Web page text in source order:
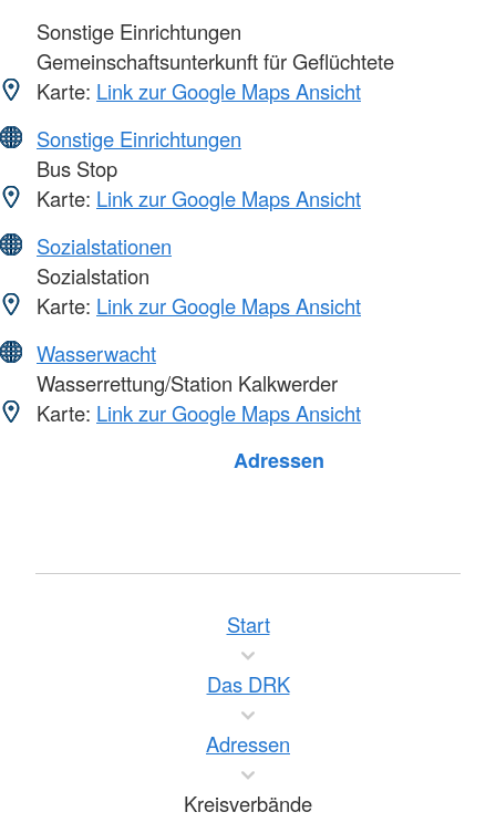
Sonstige Einrichtungen
Gemeinschaftsunterkunft für Geflüchtete
Karte: Link zur Google Maps Ansicht
Sonstige Einrichtungen
Bus Stop
Karte: Link zur Google Maps Ansicht
Sozialstationen
Sozialstation
Karte: Link zur Google Maps Ansicht
Wasserwacht
Wasserrettung/Station Kalkwerder
Karte: Link zur Google Maps Ansicht
Adressen
Start
Das DRK
Adressen
Kreisverbände